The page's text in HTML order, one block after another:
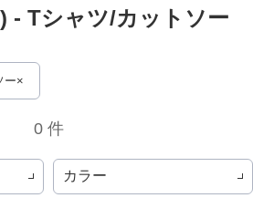
- Tシャツ/カットソー
ー
0 件
カラー